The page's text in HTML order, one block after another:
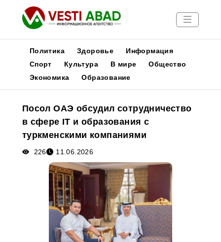
Новости
Медиа
Афиша
Политика Здоровье
Информация
Спорт
Культура В мире
Общество
Экономика
Образование
Посол ОАЭ обсудил сотрудничество
в сфере IT и образования с
туркменскими компаниями
226 11.06.2026